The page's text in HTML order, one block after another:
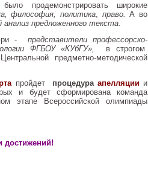
было продемонстрировать широкие
философия, политика, право.А во
анализ предложенного текста.
- представители профессорско-
ФГБОУ «КУбГУ»,
в строгом
предметно-методической
пройдет процедура апелляциии
и будет сформирована команда
этапе Всероссийской олимпиады
достижений!